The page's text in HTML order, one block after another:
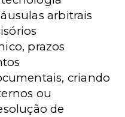
arbitrais
prazos
criando
ou
de